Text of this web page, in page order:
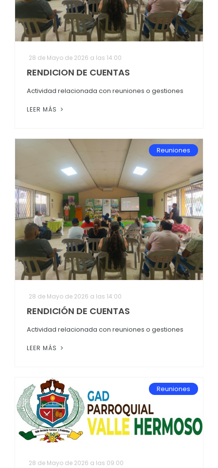
28 de Mayo de 2026 a las 14:00
RENDICION DE CUENTAS
Actividad relacionada con reuniones o gestiones
LEER MÁS
Reuniones
28 de Mayo de 2026 a las 14:00
RENDICIÓN DE CUENTAS
Actividad relacionada con reuniones o gestiones
LEER MÁS
Reuniones
28 de Mayo de 2026 a las 09:00